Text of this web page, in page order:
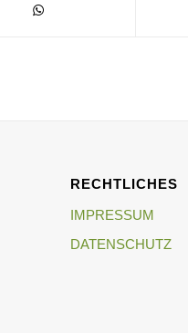
RECHTLICHES
IMPRESSUM
DATENSCHUTZ